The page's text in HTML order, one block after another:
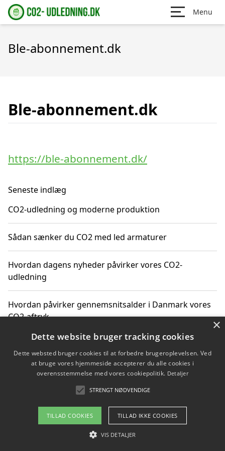
Menu
Ble-abonnement.dk
Ble-abonnement.dk
https://ble-abonnement.dk/
Seneste indlæg
CO2-udledning og moderne produktion
Sådan sænker du CO2 med led armaturer
Hvordan dagens nyheder påvirker vores CO2-
udledning
Hvordan påvirker gennemsnitsalder i Danmark vores
CO2-aftryk
Hvordan nyheder om CO2-udledning påvirker vores
hverdag
Om / kontakt
Blog Betingelser
×
Dette website bruger tracking cookies
Dette websted bruger cookies til at forbedre brugeroplevelsen. Ved
at bruge vores hjemmeside accepterer du alle cookies i
overensstemmelse med vores cookiepolitik. Detaljer
STRENGT NØDVENDIGE
TILLAD COOKIES TILLAD IKKE COOKIES
VIS DETALJER